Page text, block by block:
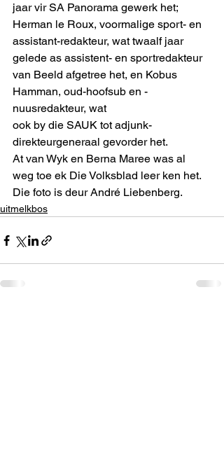
jaar vir SA Panorama gewerk het;
Herman le Roux, voormalige sport- en
assistant-redakteur, wat twaalf jaar
gelede as assistent- en sportredakteur
van Beeld afgetree het, en Kobus
Hamman, oud-hoofsub en -
nuusredakteur, wat
ook by die SAUK tot adjunk-
direkteurgeneraal gevorder het.
At van Wyk en Berna Maree was al
weg toe ek Die Volksblad leer ken het.
Die foto is deur André Liebenberg.
uitmelkbos